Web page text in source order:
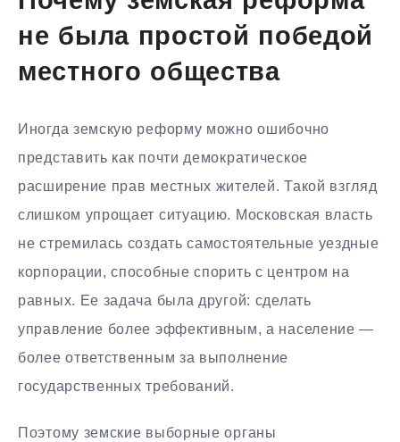
не была простой победой
местного общества
Иногда земскую реформу можно ошибочно
представить как почти демократическое
расширение прав местных жителей. Такой взгляд
слишком упрощает ситуацию. Московская власть
не стремилась создать самостоятельные уездные
корпорации, способные спорить с центром на
равных. Ее задача была другой: сделать
управление более эффективным, а население —
более ответственным за выполнение
государственных требований.
Поэтому земские выборные органы